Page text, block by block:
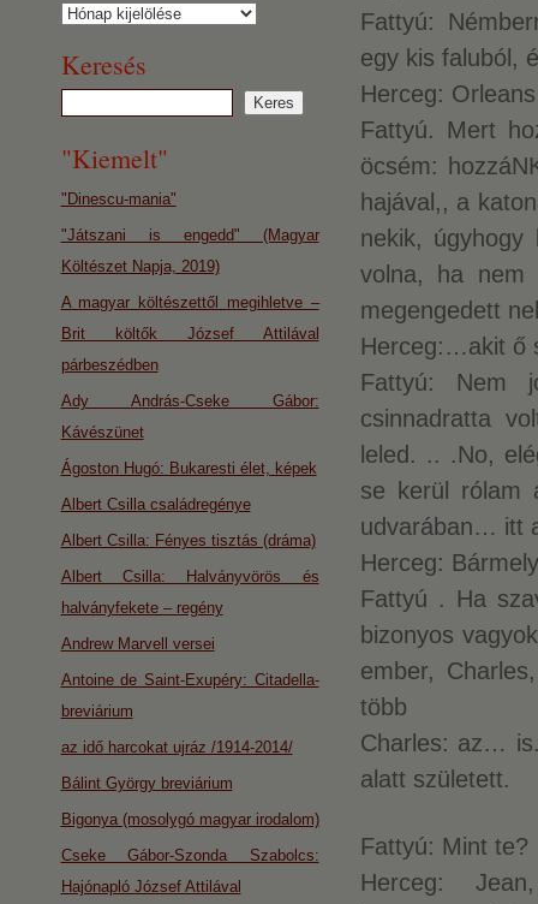
Fattyú:
egy kis faluból,
Herceg:
Fattyú. Mert
öcsém:
hajával,, a
nekik,
volna, ha nem
megengedett
Herceg:…akit ő
Fattyú: Nem
csinnadratta
leled. .. .No,
se kerül rólam
udvarában… itt
Herceg:
Fattyú . Ha
bizonyos
ember,
több
Charles: az…
alatt született.
Fattyú: Mint te?
Herceg:
Archívum
Keresés
"Kiemelt"
"Dinescu-mania"
"Játszani is engedd" (Magyar
Költészet Napja, 2019)
A magyar költészettől megihletve –
Brit költők József Attilával
párbeszédben
Ady András-Cseke Gábor:
Kávészünet
Ágoston Hugó: Bukaresti élet, képek
Albert Csilla családregénye
Albert Csilla: Fényes tisztás (dráma)
Albert Csilla: Halványvörös és
halványfekete – regény
Andrew Marvell versei
Antoine de Saint-Exupéry: Citadella-
breviárium
az idő harcokat ujráz /1914-2014/
Bálint György breviárium
Bigonya (mosolygó magyar irodalom)
Cseke Gábor-Szonda Szabolcs:
Hajónapló József Attilával